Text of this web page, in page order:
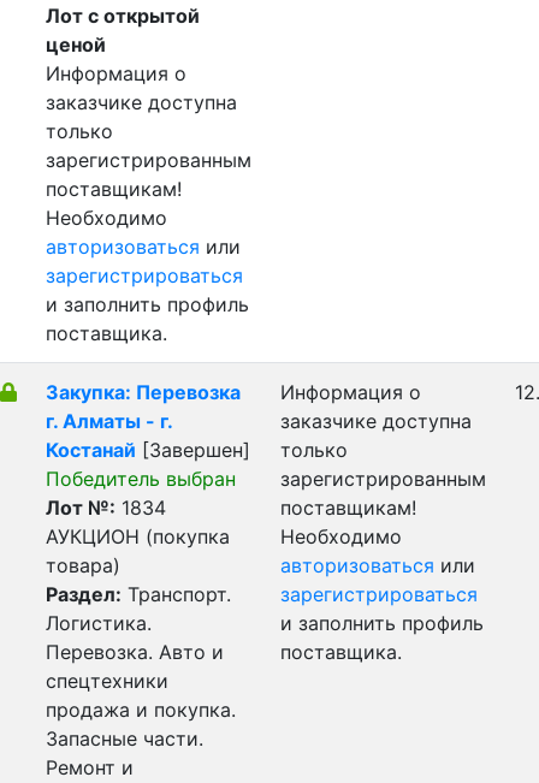
Лот с открытой
ценой
Информация о
заказчике доступна
только
зарегистрированным
поставщикам!
Необходимо
авторизоваться или
зарегистрироваться
и заполнить профиль
поставщика.
Закупка: Перевозка
г. Алматы - г.
Костанай [Завершен]
Победитель выбран
Лот №: 1834
АУКЦИОН (покупка
товара)
Раздел: Транспорт.
Логистика.
Перевозка. Авто и
спецтехники
продажа и покупка.
Запасные части.
Ремонт и
Информация о
заказчике доступна
только
зарегистрированным
поставщикам!
Необходимо
авторизоваться или
зарегистрироваться
и заполнить профиль
поставщика.